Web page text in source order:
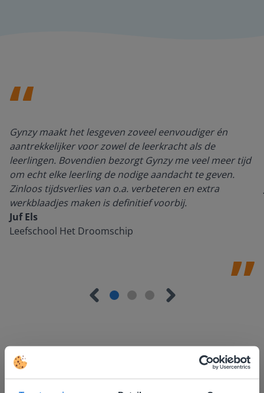
Gynzy maakt het lesgeven zoveel eenvoudiger én
aantrekkelijker voor zowel de leerkracht als de
leerlingen. Bovendien bezorgt Gynzy me veel meer tijd
om echt elke leerling de nodige aandacht te geven.
Zinloos tijdsverlies van o.a. verbeteren en extra
werkblaadjes maken is definitief voorbij.
Juf Els
Leefschool Het Droomschip
Ontdek meer!